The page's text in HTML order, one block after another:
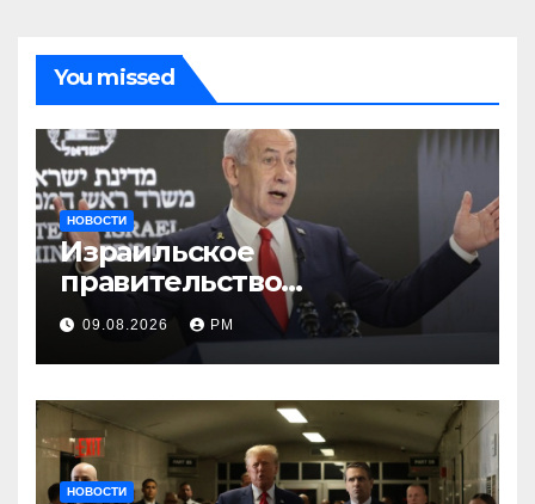
You missed
НОВОСТИ
Израильское
правительство
заворачивает план
трамповского «Совета
мира»
09.08.2026 РМ
НОВОСТИ